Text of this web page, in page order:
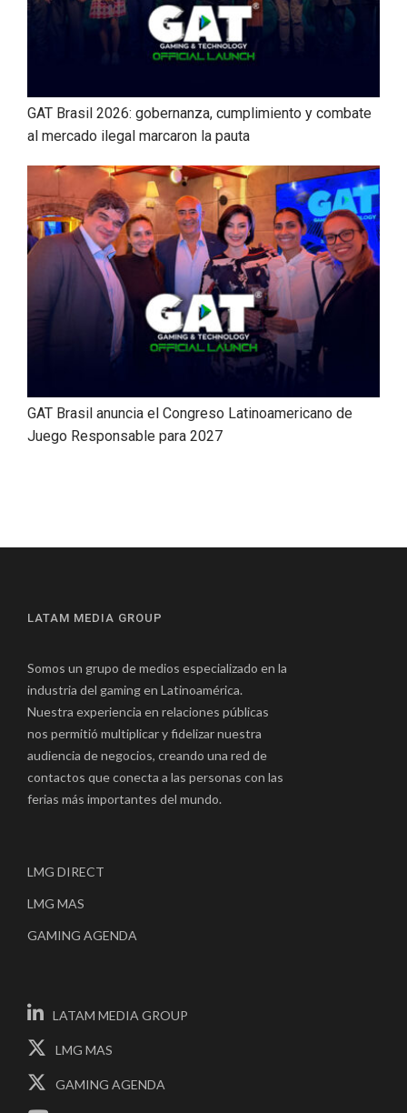
GAT Brasil 2026: gobernanza, cumplimiento y combate
al mercado ilegal marcaron la pauta
GAT Brasil anuncia el Congreso Latinoamericano de
Juego Responsable para 2027
LATAM MEDIA GROUP
Somos un grupo de medios especializado en la
industria del gaming en Latinoamérica.
Nuestra experiencia en relaciones públicas
nos permitió multiplicar y fidelizar nuestra
audiencia de negocios, creando una red de
contactos que conecta a las personas con las
ferias más importantes del mundo.
LMG DIRECT
LMG MAS
GAMING AGENDA
LATAM MEDIA GROUP
LMG MAS
GAMING AGENDA